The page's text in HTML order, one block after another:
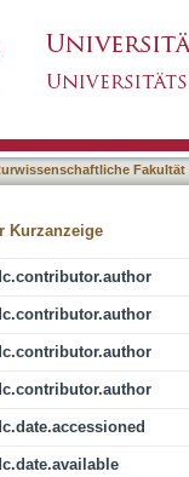
Fakultät
Kurzanzeige